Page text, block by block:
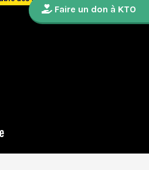
Faire un don à KTO